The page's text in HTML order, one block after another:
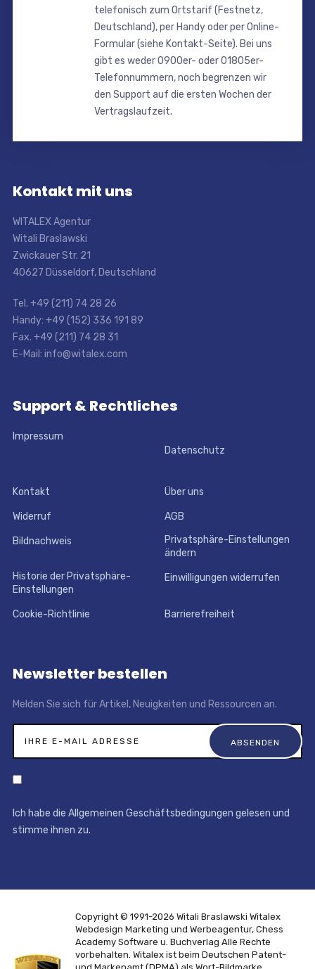
telefonisch zum Ortstarif (Festnetz,
Deutschland), per Handy oder per Online-
Formular (siehe Kontakt-Seite). Bei uns
gibt es weder 0900er- oder 01805er-
Telefonnummern, noch begrenzen wir
den Support auf die ersten Wochen der
Vertragslaufzeit.
Kontakt mit uns
WITALEX Agentur
Witali Braslawski
Zwickauer Str. 21
40627 Düsseldorf, Deutschland
Tel. +49 (211) 74 28 26
Handy: +49 (152) 336 191 89
Fax. +49 (211) 74 28 31
E-Mail: info@witalex.com
Support & Rechtliches
Impressum
Datenschutz
Kontakt Über uns
Widerruf AGB
Bildnachweis
Privatsphäre-Einstellungen
ändern
Historie der Privatsphäre-
Einstellungen
Einwilligungen widerrufen
Cookie-Richtlinie Barrierefreiheit
Newsletter bestellen
Melden Sie sich für Artikel, Neuigkeiten und Ressourcen an.
Ich habe die Allgemeinen Geschäftsbedingungen gelesen und
stimme ihnen zu.
Copyright © 1991-2026 Witali Braslawski Witalex
Webdesign Marketing und Werbeagentur, Chess
Academy Software u. Buchverlag Alle Rechte
vorbehalten. Witalex ist beim Deutschen Patent-